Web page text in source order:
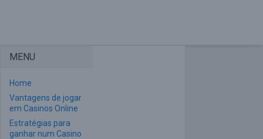
MENU
Home
Vantagens de jogar
em Casinos Online
Estratégias para
ganhar num Casino